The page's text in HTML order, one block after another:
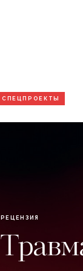
СПЕЦПРОЕКТЫ
РЕЦЕНЗИЯ